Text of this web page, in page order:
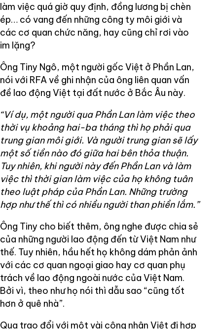
làm việc quá giờ quy định, đồng lương bị chèn
ép… có vang đến những công ty môi giới và
các cơ quan chức năng, hay cũng chỉ rơi vào
im lặng?
Ông Tiny Ngô, một người gốc Việt ở Phần Lan,
nói với RFA về ghi nhận của ông liên quan vấn
đề lao động Việt tại đất nước ở Bắc Âu này.
“Ví dụ, một người qua Phần Lan làm việc theo
thời vụ khoảng hai-ba tháng thì họ phải qua
trung gian môi giới. Và người trung gian sẽ lấy
một số tiền nào đó giữa hai bên thỏa thuận.
Tuy nhiên, khi người này đến Phần Lan và làm
việc thì thời gian làm việc của họ không tuân
theo luật pháp của Phần Lan. Những trường
hợp như thế thì có nhiều người than phiền lắm.”
Ông Tiny cho biết thêm, ông nghe được chia sẻ
của những người lao động đến từ Việt Nam như
thế. Tuy nhiên, hầu hết họ không dám phản ảnh
với các cơ quan ngoại giao hay cơ quan phụ
trách về lao động ngoài nước của Việt Nam.
Bởi vì, theo như họ nói thì dẫu sao “cũng tốt
hơn ở quê nhà”.
Qua trao đổi với một vài công nhân Việt đi hợp